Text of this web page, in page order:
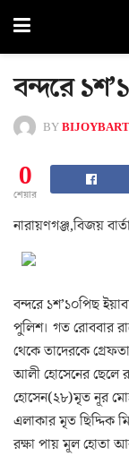
বন্দরে
BY
0
শেয়ার
নারায়ণগঞ্জ,বিজয়
বন্দরে ১শ’১০পিছ
পুলিশ। গত রোববার
থেকে তাদেরকে
আলী হোসেনের
হোসেন(২৮)মৃত নূর
এলাকার মৃত ছিদ্দিক
রক্ষা পায় মূল হোতা